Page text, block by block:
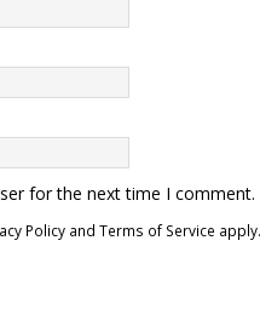
for the next time I comment.
Policy and Terms of Service apply.